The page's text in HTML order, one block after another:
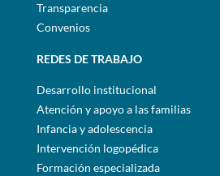
Transparencia
Convenios
REDES DE TRABAJO
Desarrollo institucional
Atención y apoyo a las familias
Infancia y adolescencia
Intervención logopédica
Formación especializada